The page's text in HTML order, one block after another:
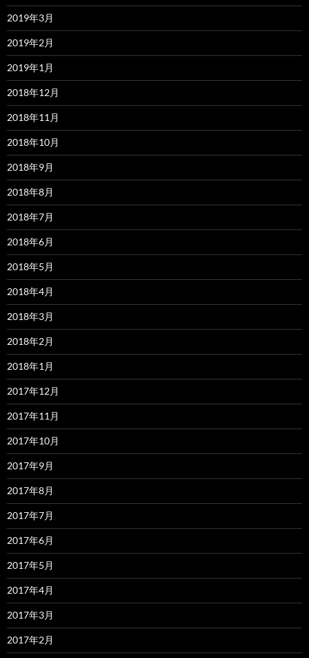
2019年3月
2019年2月
2019年1月
2018年12月
2018年11月
2018年10月
2018年9月
2018年8月
2018年7月
2018年6月
2018年5月
2018年4月
2018年3月
2018年2月
2018年1月
2017年12月
2017年11月
2017年10月
2017年9月
2017年8月
2017年7月
2017年6月
2017年5月
2017年4月
2017年3月
2017年2月